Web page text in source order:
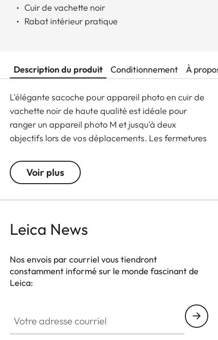
Cuir de vachette noir
Rabat intérieur pratique
Description du produit Conditionnement À
L'élégante sacoche pour appareil photo en cuir de
vachette noir de haute qualité est idéale pour
ranger un appareil photo M et jusqu'à deux
objectifs lors de vos déplacements. Les fermetures
une allure élégante et discrète, tandis que le
rembourrage de la bandoulière en coton réglable
supplémentaire de l'équipement. Outre l'appareil
également accueillir une mini-tablette.
Voir plus
Leica News
Nos envois par courriel vous tiendront
constamment informé sur le monde fascinant de
Leica: